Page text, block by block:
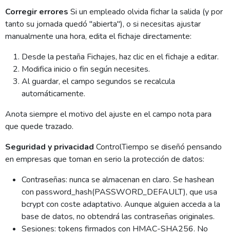
Corregir errores Si un empleado olvida fichar la salida (y por
tanto su jornada quedó "abierta"), o si necesitas ajustar
manualmente una hora, edita el fichaje directamente:
Desde la pestaña Fichajes, haz clic en el fichaje a editar.
Modifica inicio o fin según necesites.
Al guardar, el campo segundos se recalcula
automáticamente.
Anota siempre el motivo del ajuste en el campo nota para
que quede trazado.
Seguridad y privacidad ControlTiempo se diseñó pensando
en empresas que toman en serio la protección de datos:
Contraseñas: nunca se almacenan en claro. Se hashean
con password_hash(PASSWORD_DEFAULT), que usa
bcrypt con coste adaptativo. Aunque alguien acceda a la
base de datos, no obtendrá las contraseñas originales.
Sesiones: tokens firmados con HMAC-SHA256. No